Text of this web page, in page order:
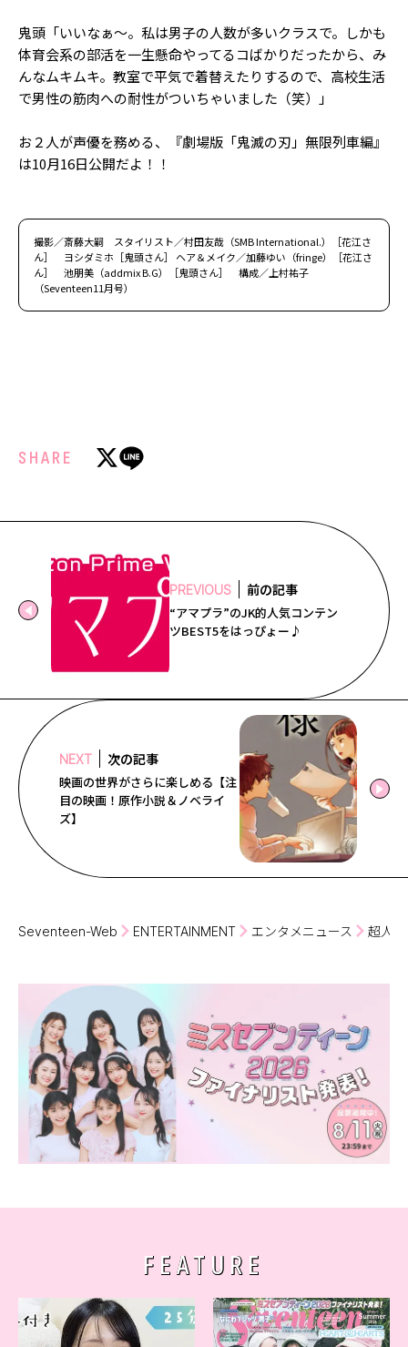
鬼頭「いいなぁ〜。私は男子の人数が多いクラスで。しかも
体育会系の部活を一生懸命やってるコばかりだったから、み
んなムキムキ。教室で平気で着替えたりするので、高校生活
で男性の筋肉への耐性がついちゃいました（笑）」
お２人が声優を務める、『劇場版「鬼滅の刃」無限列車編』
は10月16日公開だよ！！
撮影／斎藤大嗣 スタイリスト／村田友哉（SMB International.）［花江さ
ん］ ヨシダミホ［鬼頭さん］ ヘア＆メイク／加藤ゆい（fringe）［花江さ
ん］ 池朋美（addmix B.G）［鬼頭さん］ 構成／上村祐子
（Seventeen11月号）
SHARE
PREVIOUS 前の記事
“アマプラ”のJK的人気コンテン
ツBEST5をはっぴょー♪
NEXT 次の記事
映画の世界がさらに楽しめる【注
目の映画！原作小説＆ノベライ
ズ】
Seventeen-Web ENTERTAINMENT エンタメニュース 超人
FEATURE